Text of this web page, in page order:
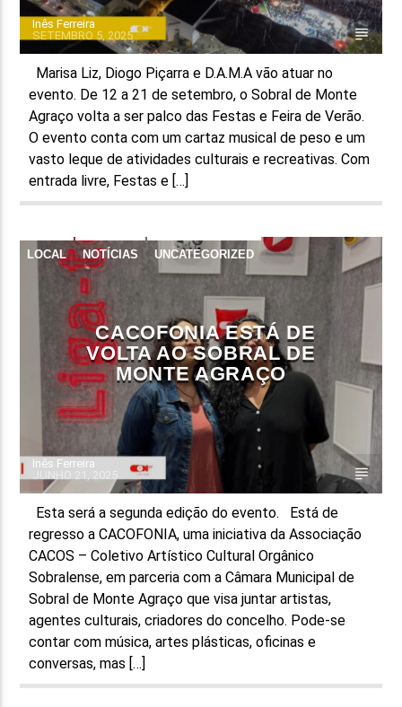
Inês Ferreira
SETEMBRO 5, 2025
Marisa Liz, Diogo Piçarra e D.A.M.A vão atuar no
evento. De 12 a 21 de setembro, o Sobral de Monte
Agraço volta a ser palco das Festas e Feira de Verão.
O evento conta com um cartaz musical de peso e um
vasto leque de atividades culturais e recreativas. Com
entrada livre, Festas e […]
LOCAL NOTÍCIAS UNCATEGORIZED
CACOFONIA ESTÁ DE
VOLTA AO SOBRAL DE
MONTE AGRAÇO
Inês Ferreira
Esta será a segunda edição do evento. Está de
regresso a CACOFONIA, uma iniciativa da Associação
CACOS – Coletivo Artístico Cultural Orgânico
Sobralense, em parceria com a Câmara Municipal de
Sobral de Monte Agraço que visa juntar artistas,
agentes culturais, criadores do concelho. Pode-se
contar com música, artes plásticas, oficinas e
conversas, mas […]